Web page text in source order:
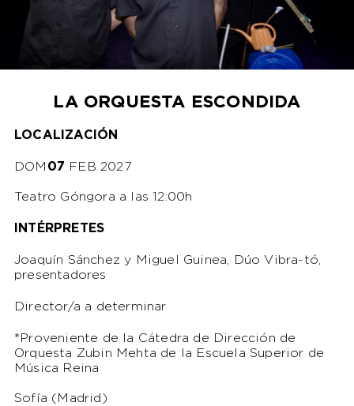
LA ORQUESTA ESCONDIDA
LOCALIZACIÓN
DOM 07 FEB 2027
Teatro Góngora a las 12:00h
INTÉRPRETES
Joaquín Sánchez y Miguel Guinea, Dúo Vibra-tó,
presentadores
Director/a a determinar
* Proveniente de la Cátedra de Dirección de
Orquesta Zubin Mehta de la Escuela Superior de
Música Reina
Sofía (Madrid)